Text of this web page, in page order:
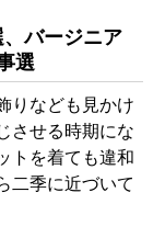
バージニア
選
りなども見かけ
させる時期にな
トを着ても違和
二季に近づいて